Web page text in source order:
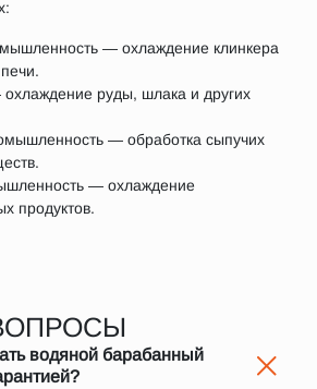
— охлаждение клинкера
руды, шлака и других
— обработка сыпучих
— охлаждение
продуктов.
водяной барабанный